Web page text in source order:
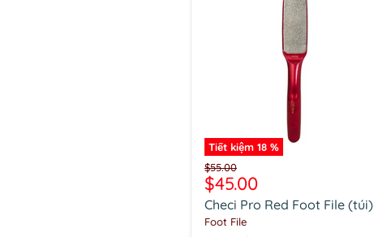
Tiết kiệm 18 %
Checi
Pro
Red
Foot
File
Giá
gốc
$55.00
Giá
hiện
tại
$45.00
Checi Pro Red Foot File (túi)
Foot File